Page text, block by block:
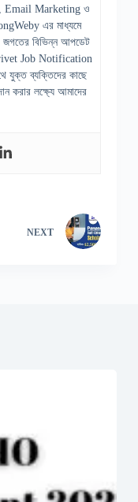
Email Marketing ও
এর মাধ্যমে
জগতের বিভিন্ন আপডেট
Job Notification
যুক্ত ব্যক্তিদের কাছে
করার লক্ষ্যে আমাদের
NEXT